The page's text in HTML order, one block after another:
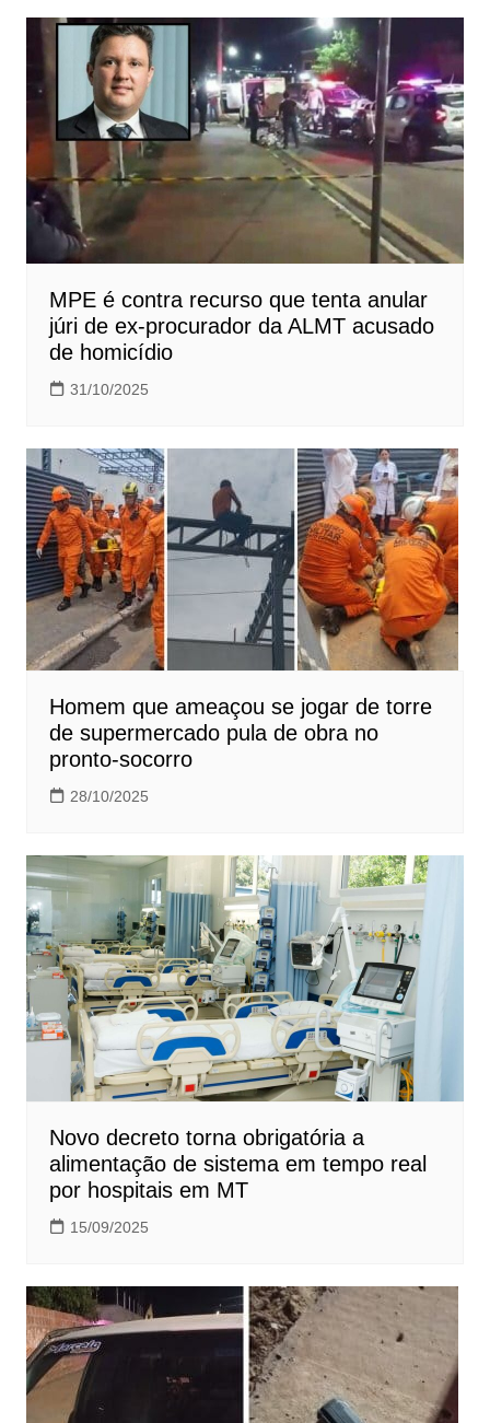
MPE é contra recurso que tenta anular
júri de ex-procurador da ALMT acusado
de homicídio
31/10/2025
Homem que ameaçou se jogar de torre
de supermercado pula de obra no
pronto-socorro
28/10/2025
Novo decreto torna obrigatória a
alimentação de sistema em tempo real
por hospitais em MT
15/09/2025